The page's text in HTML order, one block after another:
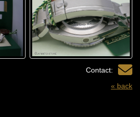
Contact:
« back